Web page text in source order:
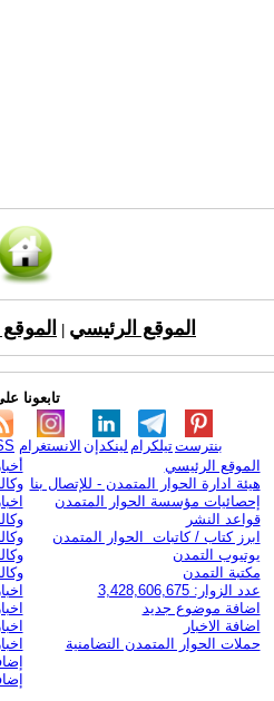
الموقع الرئيسي
تابعونا
الانستغرام لينكدإن تيلكرامبنترست
الموقع الرئيسي
هيئة ادارة الحوار المتمدن - للإتصال بنا
إحصائيات مؤسسة الحوار المتمدن
قواعد النشر
ابرز كتاب / كاتبات الحوار المتمدن
يوتيوب التمدن
مكتبة التمدن
عدد الزوار: 3,428,606,675
اضافة موضوع جديد
اضافة الاخبار
حملات الحوار المتمدن التضامنية